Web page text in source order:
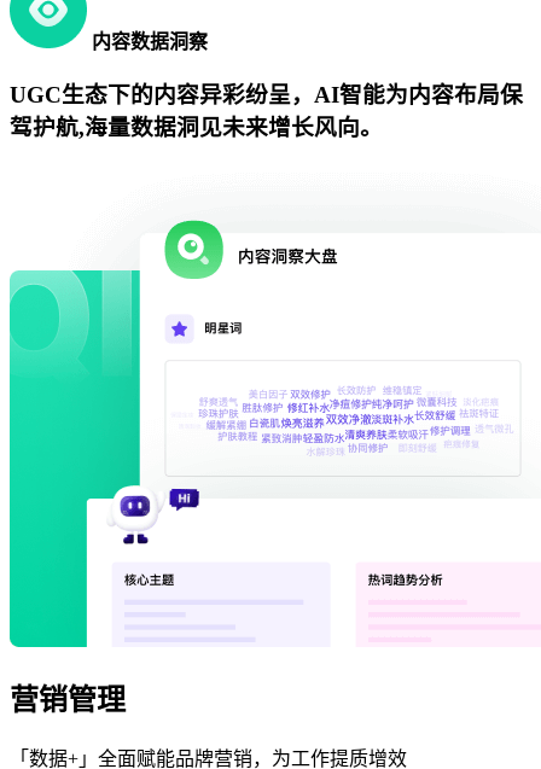
内容数据洞察
UGC生态下的内容异彩纷呈，AI智能为内容布局保
驾护航,海量数据洞见未来增长风向。
营销管理
「数据+」全面赋能品牌营销，为工作提质增效